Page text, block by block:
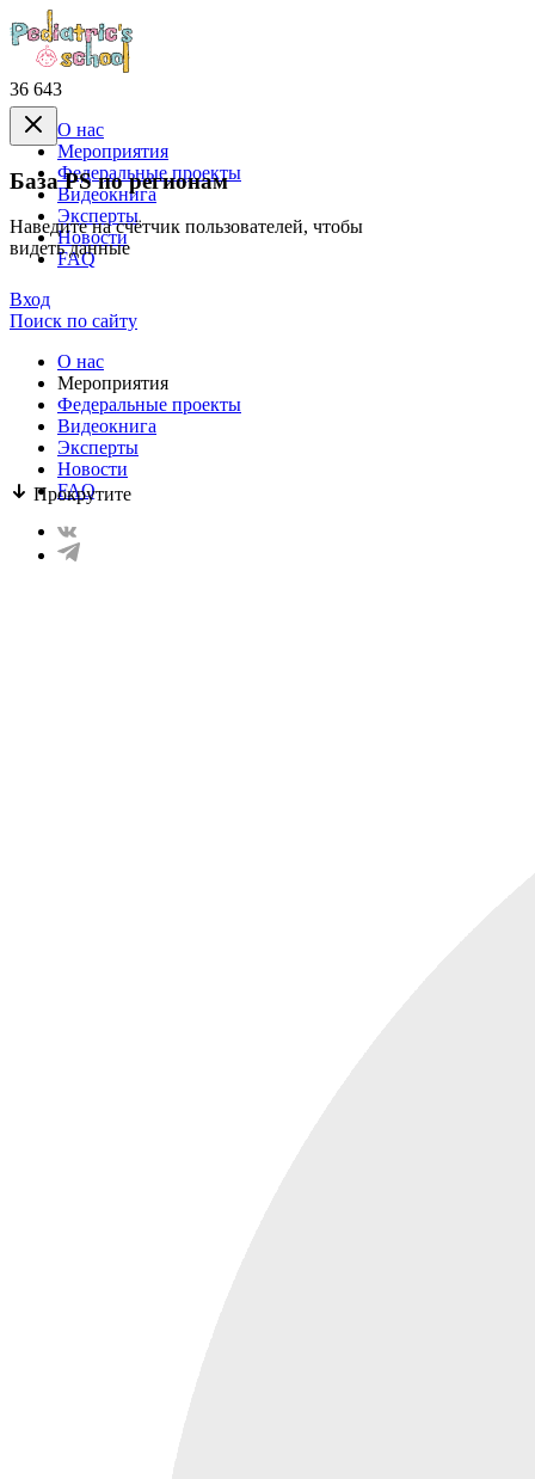
36 643
База PS по регионам
Наведите на счётчик пользователей, чтобы
видеть данные
Прокрутите
О нас
Mероприятия
Федеральные проекты
Видеокнига
Эксперты
Новости
FAQ
Вход
Поиск по сайту
О нас
Mероприятия
Федеральные проекты
Видеокнига
Эксперты
Новости
FAQ